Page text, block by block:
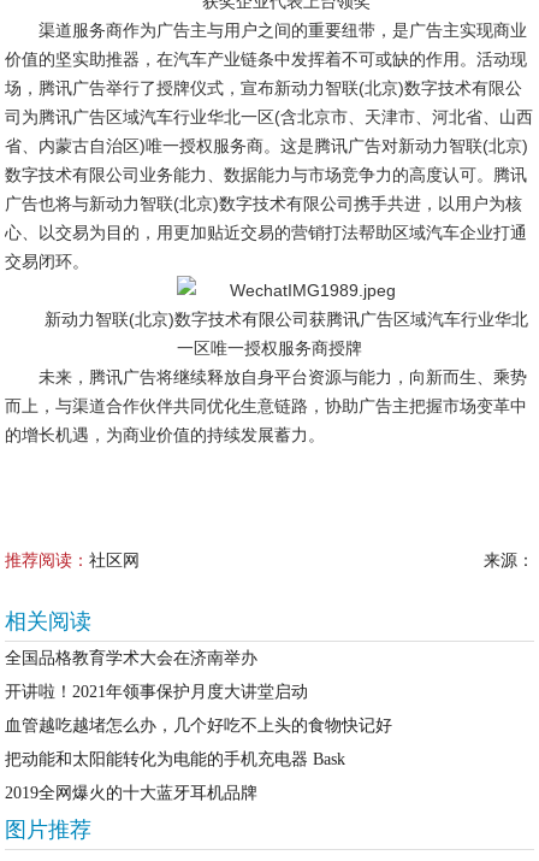
渠道服务商作为广告主与用户之间的重要纽带，是广告主实现商业
价值的坚实助推器，在汽车产业链条中发挥着不可或缺的作用。活动现
场，腾讯广告举行了授牌仪式，宣布新动力智联(北京)数字技术有限公
司为腾讯广告区域汽车行业华北一区(含北京市、天津市、河北省、山西
省、内蒙古自治区)唯一授权服务商。这是腾讯广告对新动力智联(北京)
数字技术有限公司业务能力、数据能力与市场竞争力的高度认可。腾讯
广告也将与新动力智联(北京)数字技术有限公司携手共进，以用户为核
心、以交易为目的，用更加贴近交易的营销打法帮助区域汽车企业打通
交易闭环。
新动力智联(北京)数字技术有限公司获腾讯广告区域汽车行业华北
一区唯一授权服务商授牌
未来，腾讯广告将继续释放自身平台资源与能力，向新而生、乘势
而上，与渠道合作伙伴共同优化生意链路，协助广告主把握市场变革中
的增长机遇，为商业价值的持续发展蓄力。
推荐阅读：社区网 来源：
相关阅读
全国品格教育学术大会在济南举办
开讲啦！2021年领事保护月度大讲堂启动
血管越吃越堵怎么办，几个好吃不上头的食物快记好
把动能和太阳能转化为电能的手机充电器 Bask
2019全网爆火的十大蓝牙耳机品牌
图片推荐